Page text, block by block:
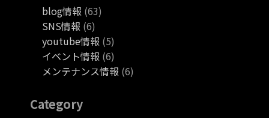
blog情報 (63)
SNS情報 (6)
youtube情報 (5)
イベント情報 (6)
メンテナンス情報 (6)
Category